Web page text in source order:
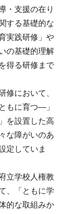
・支援の在り
する基礎的な
実践研修」や
の基礎的理解
得る研修まで
修において、
もに育つ―」
を設置した高
な障がいのあ
定していま
立学校人権教
、「ともに学
的な取組みか